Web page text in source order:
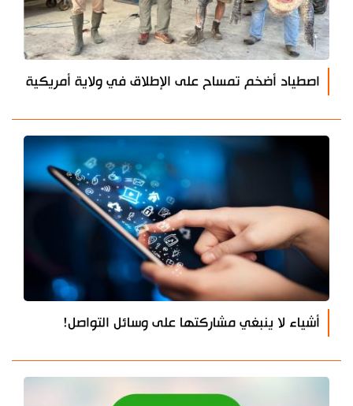
اصطياد أضخم تمساح على الإطلاق في ولاية أمريكية
أشياء لا ينبغي مشاركتها على وسائل التواصل!